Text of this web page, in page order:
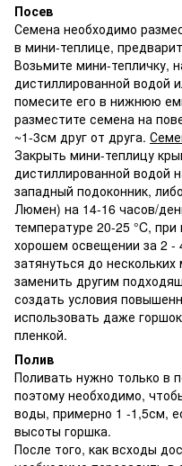
Посев
Семена необходимо
в мини-теплице,
Возьмите мини-тепличку,
дистиллированной водой
помесите его в нижнюю
разместите семена на
~1-3см друг от друга.
Закрыть мини-теплицу
дистиллированной водой
западный подоконник,
Люмен) на 14-16 часов/
температуре 20-25 °C,
хорошем освещении за 2 -
затянуться до
заменить другим
создать условия
использовать даже
пленкой.
Полив
Поливать нужно только в
поэтому необходимо,
воды, примерно 1 -1,5см,
высоты горшка.
После того, как всходы